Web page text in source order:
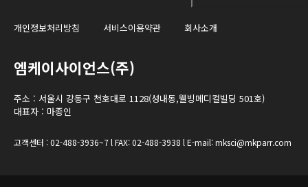
개인정보처리방침 서비스이용약관 회사소개
엠케이사이언스(주)
주소 : 서울시 강동구 천호대로 1128(성내동,웰빙메디컬빌딩 501호)
대표자 : 마종인
고객센터 : 02-488-3936~7 l FAX: 02-488-3938 l E-mail: mksci@mkparr.com